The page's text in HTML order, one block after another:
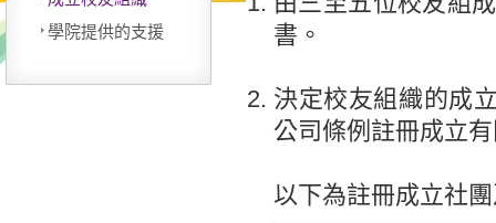
學院提供的支援
書。
決定校友組織的成
公司條例註冊成立
以下為註冊成立社